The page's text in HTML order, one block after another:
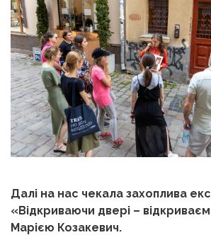
Далі на нас чекала захоплива
«Відкриваючи двері –
Марією Козакевич.